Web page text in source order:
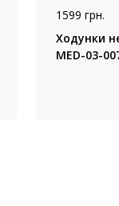
1599 грн.
Ходунки
MED-03-